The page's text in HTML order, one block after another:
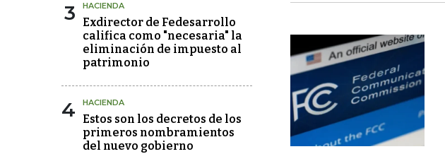
3 HACIENDA
Exdirector de Fedesarrollo
califica como "necesaria" la
eliminación de impuesto al
patrimonio
4 HACIENDA
Estos son los decretos de los
primeros nombramientos
del nuevo gobierno